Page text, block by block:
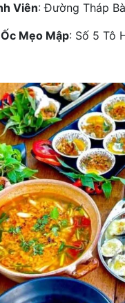
Viên: Đường Tháp
Mẹo Mập: Số 5 Tô